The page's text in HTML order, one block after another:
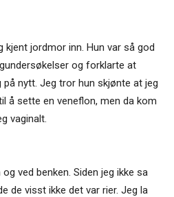
kjent jordmor inn. Hun var så god
og forklarte at
på nytt. Jeg tror hun skjønte at jeg
å sette en veneflon, men da kom
vaginalt.
ved benken. Siden jeg ikke sa
de visst ikke det var rier. Jeg la